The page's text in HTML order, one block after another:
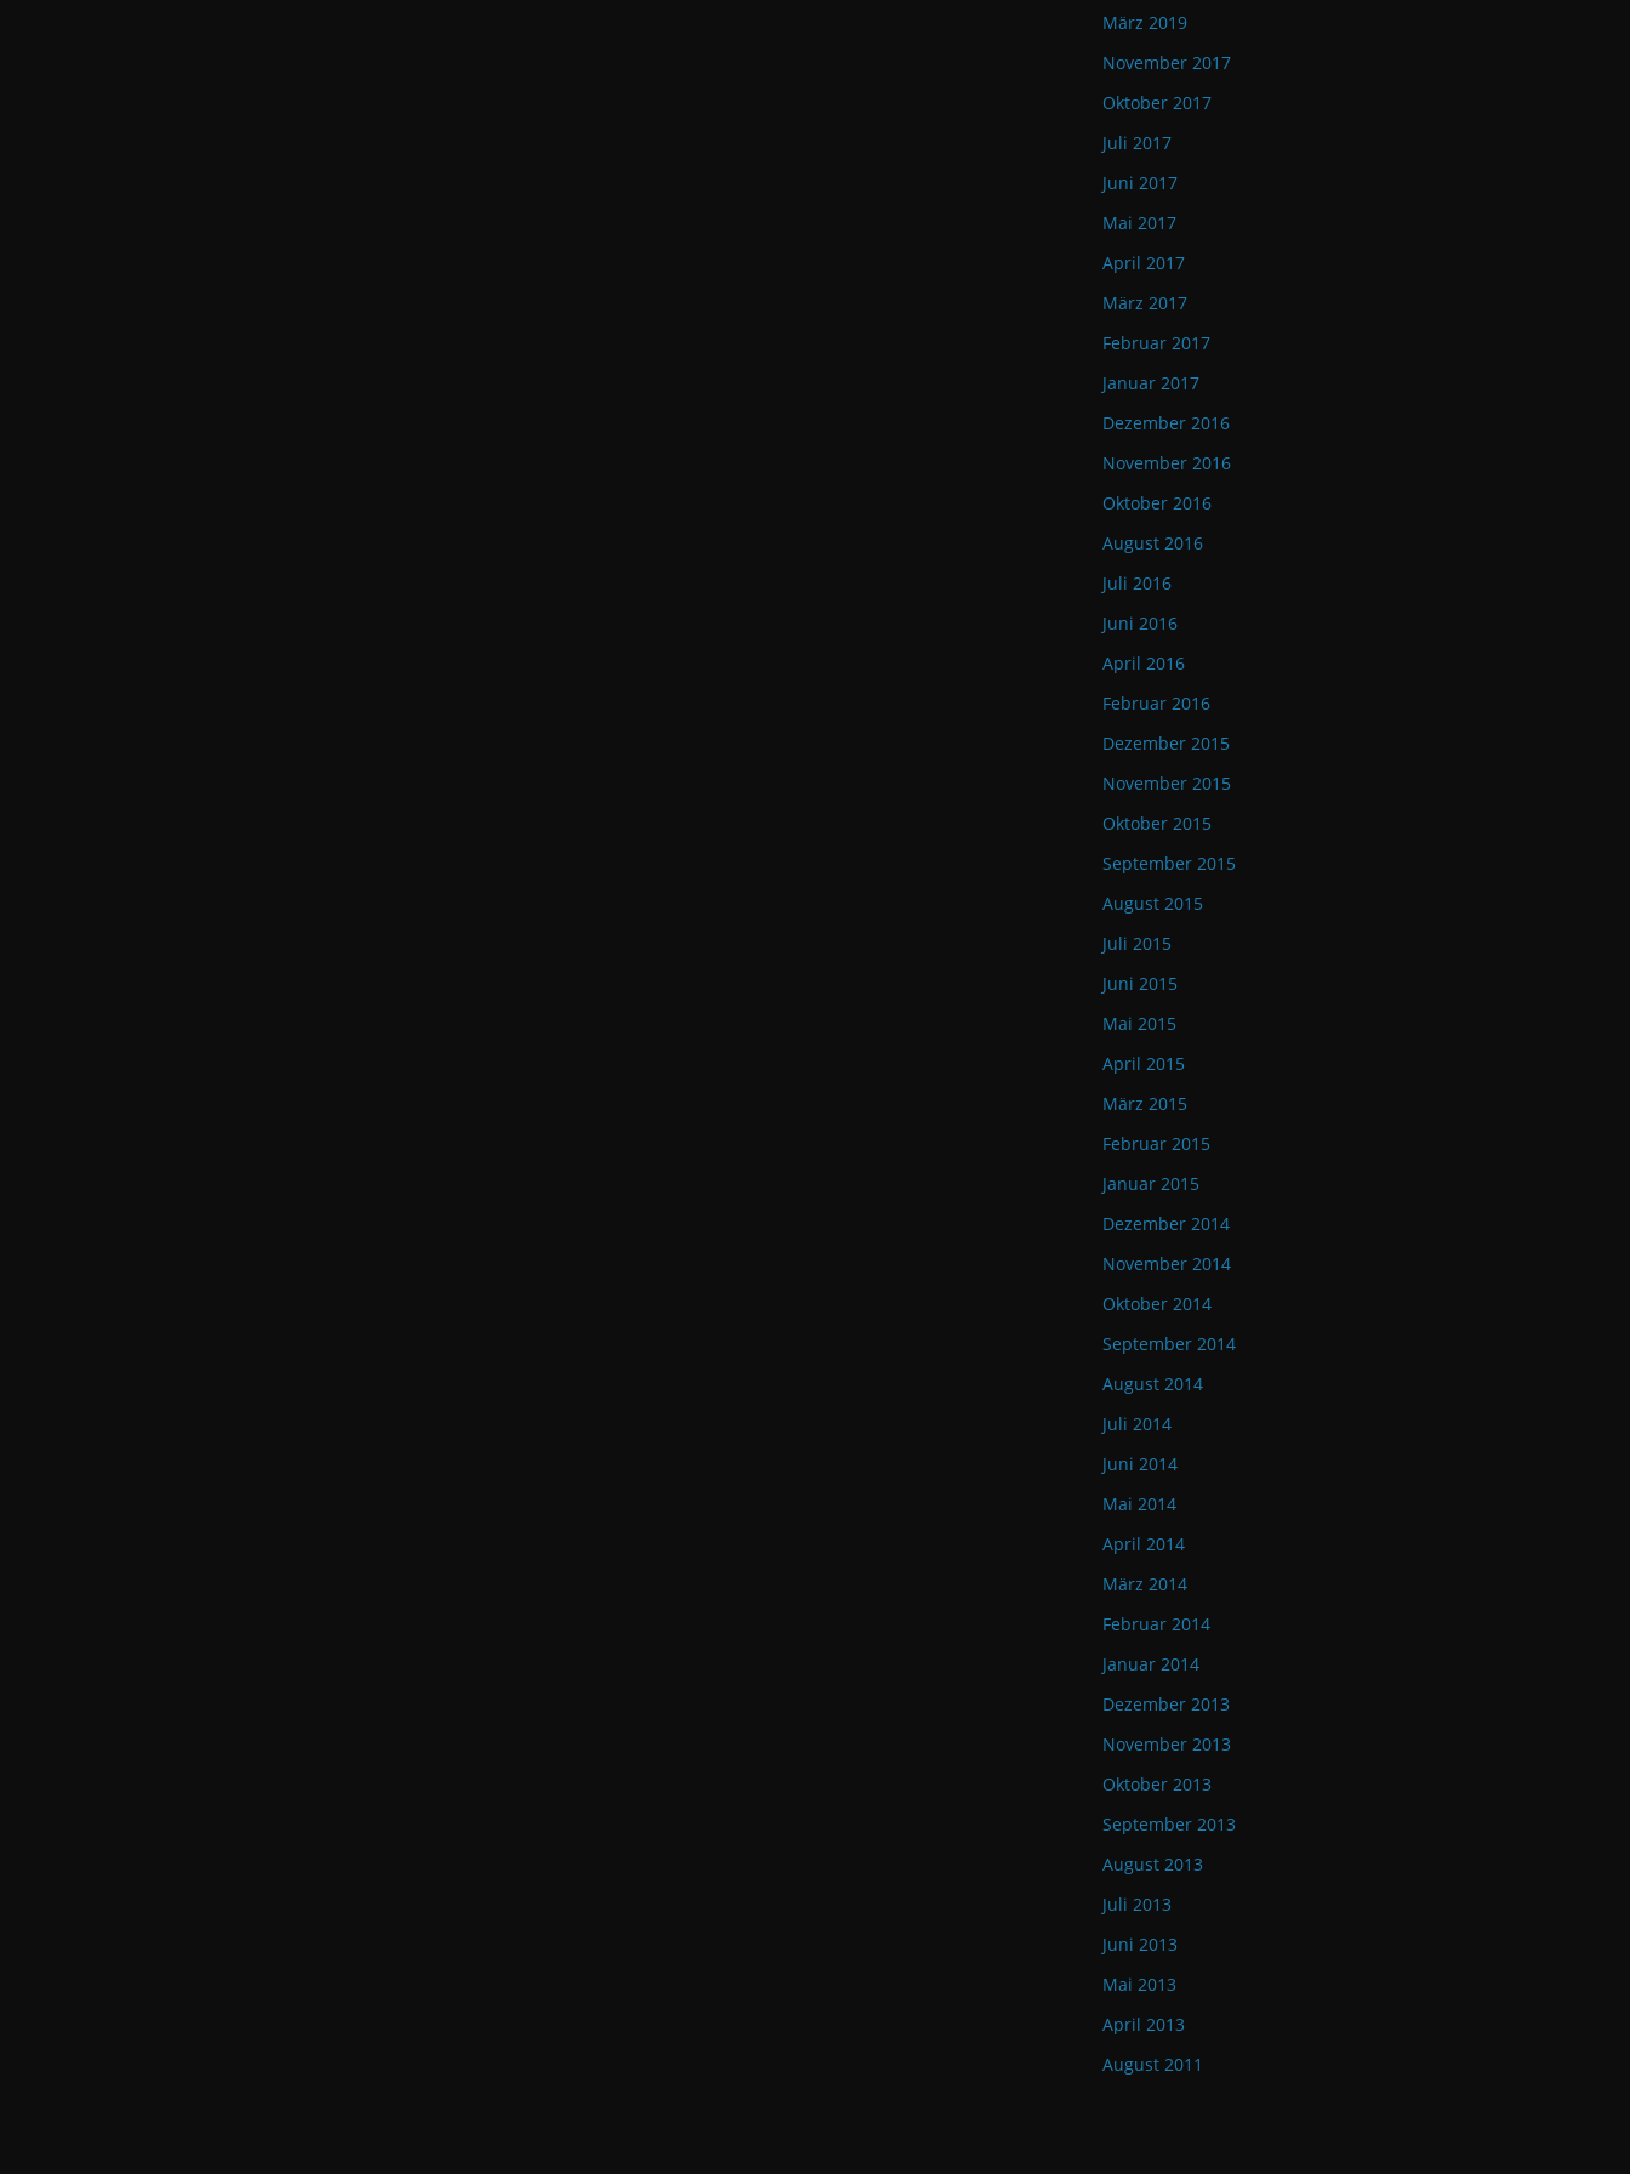
März 2019
November 2017
Oktober 2017
Juli 2017
Juni 2017
Mai 2017
April 2017
März 2017
Februar 2017
Januar 2017
Dezember 2016
November 2016
Oktober 2016
August 2016
Juli 2016
Juni 2016
April 2016
Februar 2016
Dezember 2015
November 2015
Oktober 2015
September 2015
August 2015
Juli 2015
Juni 2015
Mai 2015
April 2015
März 2015
Februar 2015
Januar 2015
Dezember 2014
November 2014
Oktober 2014
September 2014
August 2014
Juli 2014
Juni 2014
Mai 2014
April 2014
März 2014
Februar 2014
Januar 2014
Dezember 2013
November 2013
Oktober 2013
September 2013
August 2013
Juli 2013
Juni 2013
Mai 2013
April 2013
August 2011